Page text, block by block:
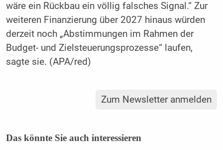
wäre ein Rückbau ein völlig falsches Signal.“ Zur
weiteren Finanzierung über 2027 hinaus würden
derzeit noch „Abstimmungen im Rahmen der
Budget- und Zielsteuerungsprozesse“ laufen,
sagte sie. (APA/red)
Zum Newsletter anmelden
Das könnte Sie auch interessieren